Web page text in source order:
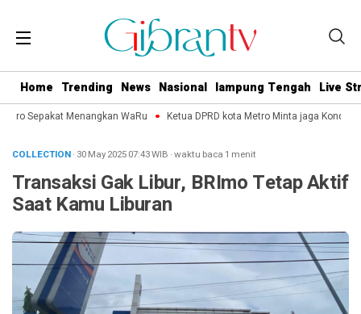
Home Trending News Nasional lampung Tengah Live
Sepakat Menangkan WaRu Ketua DPRD kota Metro Minta jaga
COLLECTION· 30 May 202507:43WIB ·waktu baca 1 menit
Transaksi Gak Libur, BRImo Tetap Aktif
Saat Kamu Liburan